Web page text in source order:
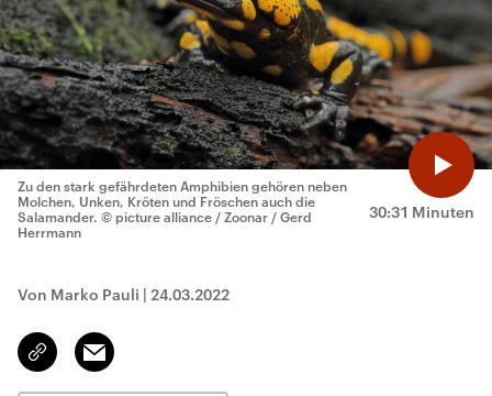
30:31 Minuten
Zu den stark gefährdeten Amphibien gehören neben
Molchen, Unken, Kröten und Fröschen auch die
Salamander. © picture alliance / Zoonar / Gerd
Herrmann
Von Marko Pauli | 24.03.2022
Link
kopieren/teilen
Email